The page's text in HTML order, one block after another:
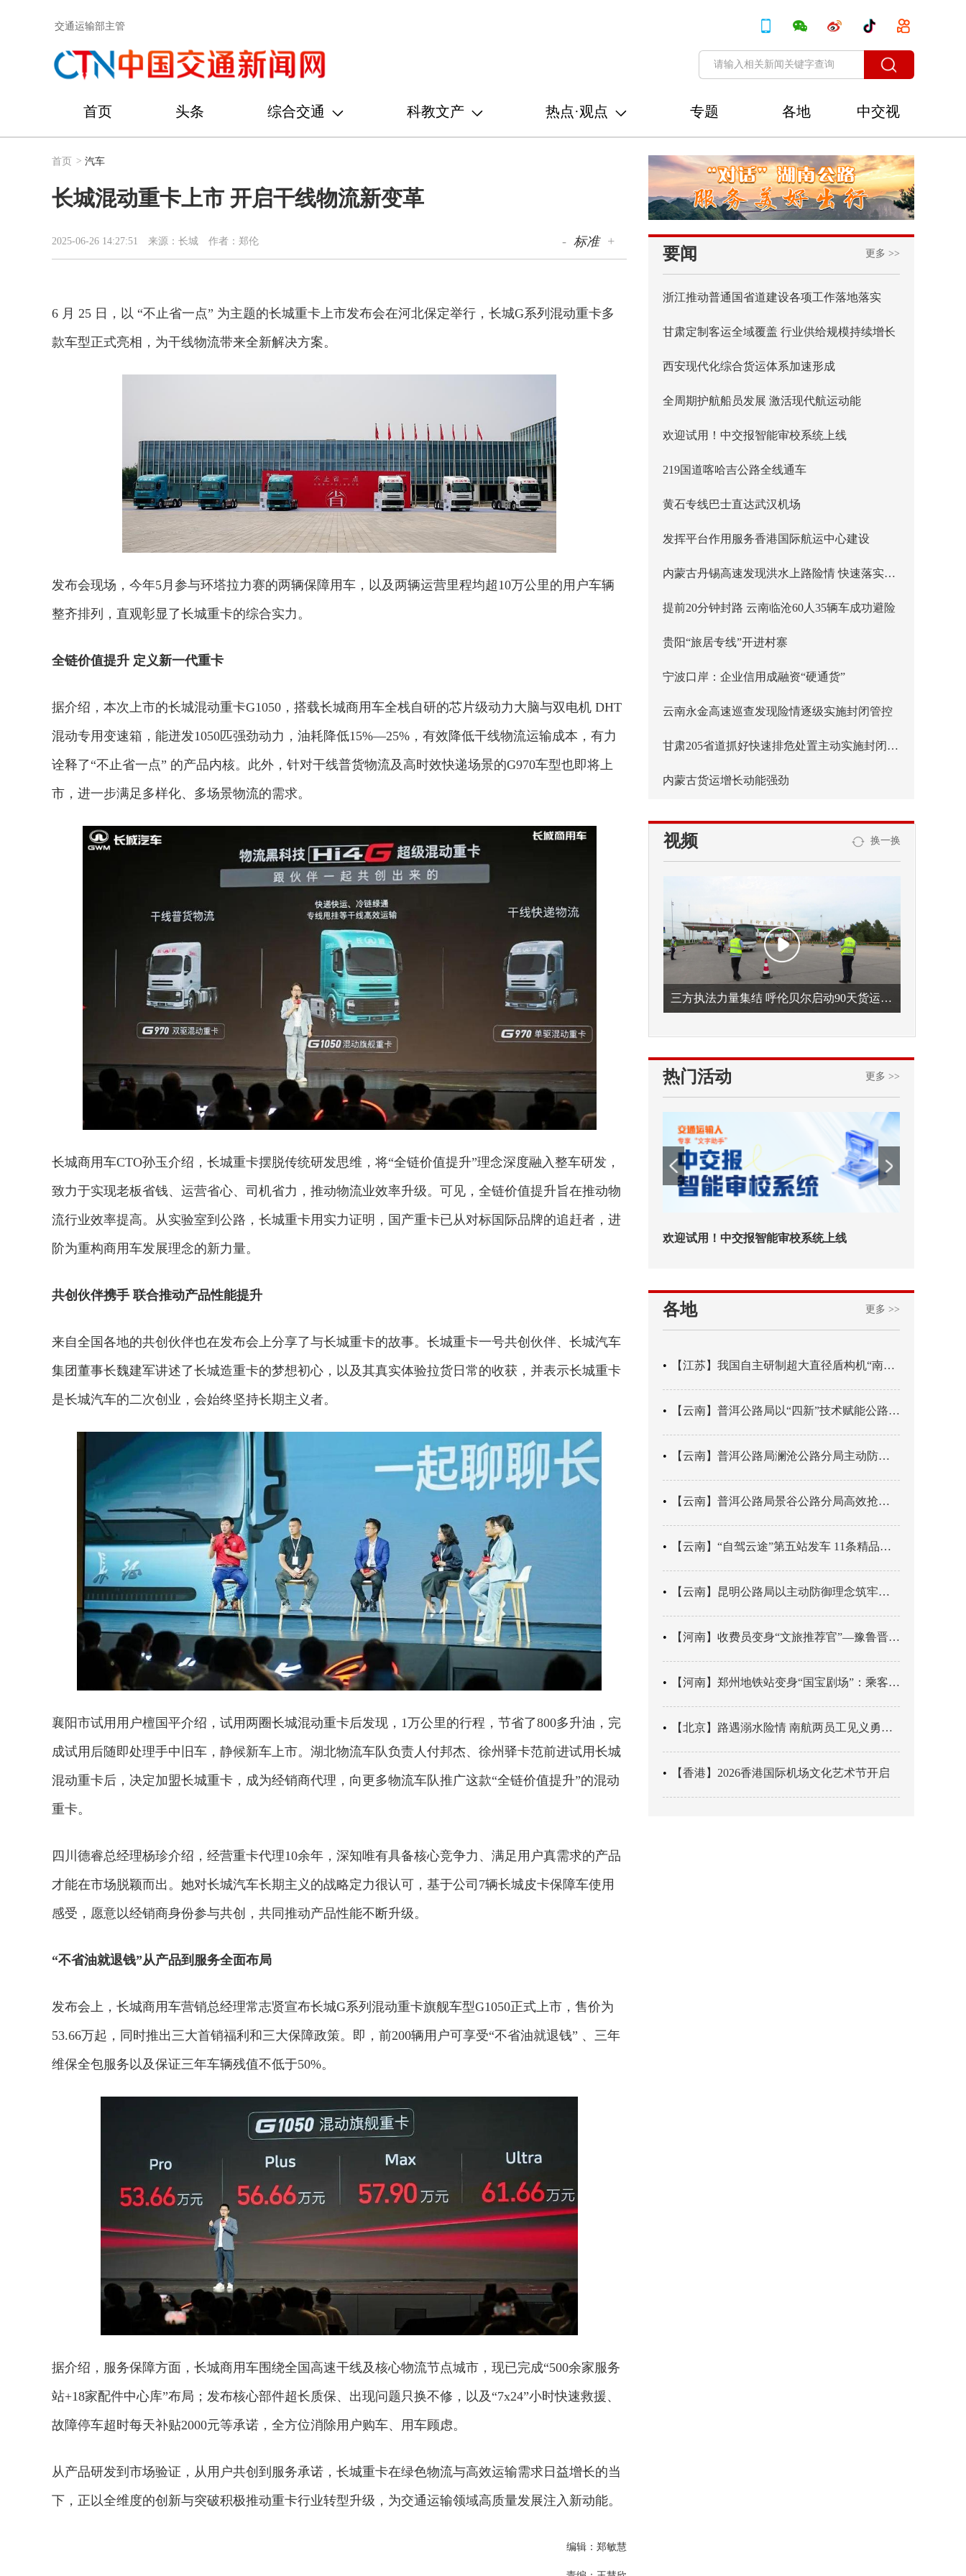
交通运输部主管
首页 头条 综合交通 科教文产 热点·观点 专题 各地
中交视
讯
首页 > 汽车
长城混动重卡上市 开启干线物流新变革
2025-06-26 14:27:51 来源：长城 作者：郑伦 - 标准 +
6 月 25 日，以 “不止省一点” 为主题的长城重卡上市发布会在河北保定举行，长城G系列混动重卡多
款车型正式亮相，为干线物流带来全新解决方案。
发布会现场，今年5月参与环塔拉力赛的两辆保障用车，以及两辆运营里程均超10万公里的用户车辆
整齐排列，直观彰显了长城重卡的综合实力。
全链价值提升 定义新一代重卡
据介绍，本次上市的长城混动重卡G1050，搭载长城商用车全栈自研的芯片级动力大脑与双电机 DHT
混动专用变速箱，能迸发1050匹强劲动力，油耗降低15%—25%，有效降低干线物流运输成本，有力
诠释了“不止省一点” 的产品内核。此外，针对干线普货物流及高时效快递场景的G970车型也即将上
市，进一步满足多样化、多场景物流的需求。
长城商用车CTO孙玉介绍，长城重卡摆脱传统研发思维，将“全链价值提升”理念深度融入整车研发，
致力于实现老板省钱、运营省心、司机省力，推动物流业效率升级。可见，全链价值提升旨在推动物
流行业效率提高。从实验室到公路，长城重卡用实力证明，国产重卡已从对标国际品牌的追赶者，进
阶为重构商用车发展理念的新力量。
共创伙伴携手 联合推动产品性能提升
来自全国各地的共创伙伴也在发布会上分享了与长城重卡的故事。长城重卡一号共创伙伴、长城汽车
集团董事长魏建军讲述了长城造重卡的梦想初心，以及其真实体验拉货日常的收获，并表示长城重卡
是长城汽车的二次创业，会始终坚持长期主义者。
襄阳市试用用户檀国平介绍，试用两圈长城混动重卡后发现，1万公里的行程，节省了800多升油，完
成试用后随即处理手中旧车，静候新车上市。湖北物流车队负责人付邦杰、徐州驿卡范前进试用长城
混动重卡后，决定加盟长城重卡，成为经销商代理，向更多物流车队推广这款“全链价值提升”的混动
重卡。
四川德睿总经理杨珍介绍，经营重卡代理10余年，深知唯有具备核心竞争力、满足用户真需求的产品
才能在市场脱颖而出。她对长城汽车长期主义的战略定力很认可，基于公司7辆长城皮卡保障车使用
感受，愿意以经销商身份参与共创，共同推动产品性能不断升级。
“不省油就退钱”从产品到服务全面布局
发布会上，长城商用车营销总经理常志贤宣布长城G系列混动重卡旗舰车型G1050正式上市，售价为
53.66万起，同时推出三大首销福利和三大保障政策。即，前200辆用户可享受“不省油就退钱” 、三年
维保全包服务以及保证三年车辆残值不低于50%。
据介绍，服务保障方面，长城商用车围绕全国高速干线及核心物流节点城市，现已完成“500余家服务
站+18家配件中心库”布局；发布核心部件超长质保、出现问题只换不修，以及“7x24”小时快速救援、
故障停车超时每天补贴2000元等承诺，全方位消除用户购车、用车顾虑。
从产品研发到市场验证，从用户共创到服务承诺，长城重卡在绿色物流与高效运输需求日益增长的当
下，正以全维度的创新与突破积极推动重卡行业转型升级，为交通运输领域高质量发展注入新动能。
编辑：郑敏慧
要闻 更多 >>
浙江推动普通国省道建设各项工作落地落实
甘肃定制客运全域覆盖 行业供给规模持续增长
西安现代化综合货运体系加速形成
全周期护航船员发展 激活现代航运动能
欢迎试用！中交报智能审校系统上线
219国道喀哈吉公路全线通车
黄石专线巴士直达武汉机场
发挥平台作用服务香港国际航运中心建设
内蒙古丹锡高速发现洪水上路险情 快速落实主线封闭管控
提前20分钟封路 云南临沧60人35辆车成功避险
贵阳“旅居专线”开进村寨
宁波口岸：企业信用成融资“硬通货”
云南永金高速巡查发现险情逐级实施封闭管控
甘肃205省道抓好快速排危处置主动实施封闭管控
内蒙古货运增长动能强劲
视频 换一换
三方执法力量集结 呼伦贝尔启动90天货运车辆违法专项整治
热门活动 更多 >>
欢迎试用！中交报智能审校系统上线
各地 更多 >>
【江苏】我国自主研制超大直径盾构机“南湖号”在常熟下线
【云南】普洱公路局以“四新”技术赋能公路养护
【云南】普洱公路局澜沧公路分局主动防御成功处置214国道山体崩塌险情
【云南】普洱公路局景谷公路分局高效抢通紧急送医村路
【云南】“自驾云途”第五站发车 11条精品线路串起全域风光
【云南】昆明公路局以主动防御理念筑牢汛期安全防线
【河南】收费员变身“文旅推荐官”—豫鲁晋四地市交旅融合让游客一下高速就“入戏”
【河南】郑州地铁站变身“国宝剧场”：乘客刚出车厢，就“入戏”千年
【北京】路遇溺水险情 南航两员工见义勇为科学施救
【香港】2026香港国际机场文化艺术节开启